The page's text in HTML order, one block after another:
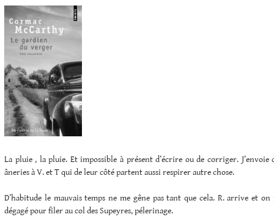
La pluie , la pluie. Et impossible à présent d’écrire ou de corriger. J’envoie
âneries à V. et T qui de leur côté partent aussi respirer autre chose.
D’habitude le mauvais temps ne me gêne pas tant que cela. R. arrive et
dégagé pour filer au col des Supeyres, pélerinage.